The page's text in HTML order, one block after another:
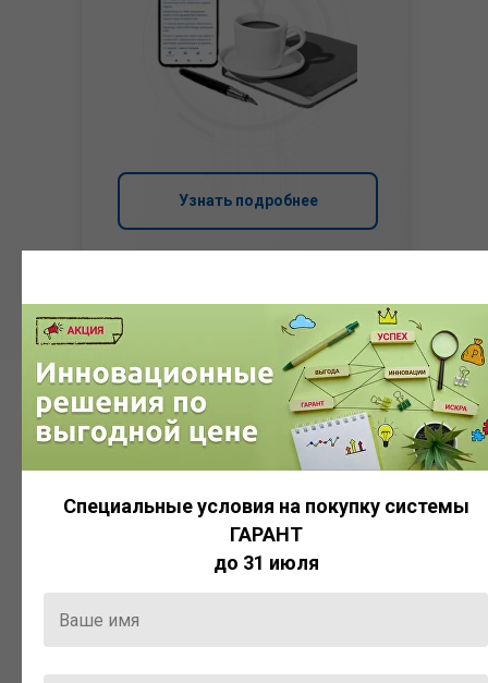
Узнать подробнее
Компания «Гарант» стала
Система
ГАРАНТ
Актуальная правовая информация
и инструменты для максимально
эффективной работы с ней.
Специальные условия на покупку системы
ГАРАНТ
до 31 июля